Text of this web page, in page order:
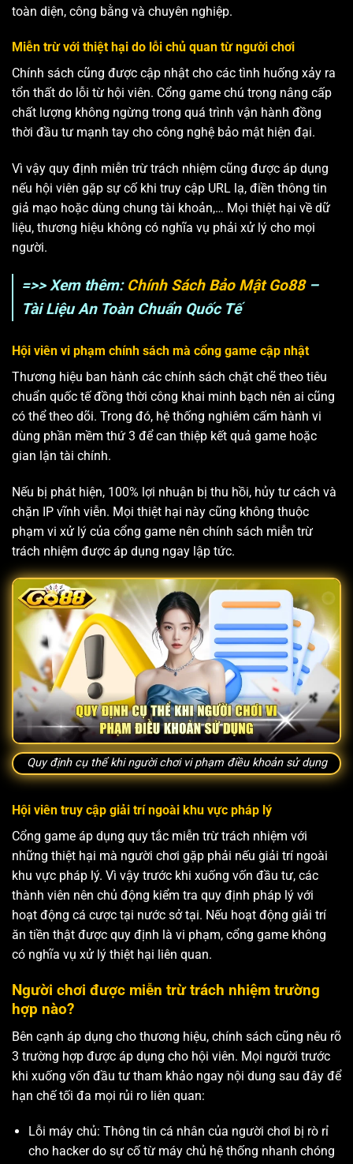
toàn diện, công bằng và chuyên nghiệp.
Miễn trừ với thiệt hại do lỗi chủ quan từ người chơi
Chính sách cũng được cập nhật cho các tình huống xảy ra
tổn thất do lỗi từ hội viên. Cổng game chú trọng nâng cấp
chất lượng không ngừng trong quá trình vận hành đồng
thời đầu tư mạnh tay cho công nghệ bảo mật hiện đại.
Vì vậy quy định miễn trừ trách nhiệm cũng được áp dụng
nếu hội viên gặp sự cố khi truy cập URL lạ, điền thông tin
giả mạo hoặc dùng chung tài khoản,… Mọi thiệt hại về dữ
liệu, thương hiệu không có nghĩa vụ phải xử lý cho mọi
người.
=>> Xem thêm: Chính Sách Bảo Mật Go88–
Tài Liệu An Toàn Chuẩn Quốc Tế
Hội viên vi phạm chính sách mà cổng game cập nhật
Thương hiệu ban hành các chính sách chặt chẽ theo tiêu
chuẩn quốc tế đồng thời công khai minh bạch nên ai cũng
có thể theo dõi. Trong đó, hệ thống nghiêm cấm hành vi
dùng phần mềm thứ 3 để can thiệp kết quả game hoặc
gian lận tài chính.
Nếu bị phát hiện, 100% lợi nhuận bị thu hồi, hủy tư cách và
chặn IP vĩnh viễn. Mọi thiệt hại này cũng không thuộc
phạm vi xử lý của cổng game nên chính sách miễn trừ
trách nhiệm được áp dụng ngay lập tức.
Quy định cụ thể khi người chơi vi phạm điều khoản sử dụng
Hội viên truy cập giải trí ngoài khu vực pháp lý
Cổng game áp dụng quy tắc miễn trừ trách nhiệm với
những thiệt hại mà người chơi gặp phải nếu giải trí ngoài
khu vực pháp lý. Vì vậy trước khi xuống vốn đầu tư, các
thành viên nên chủ động kiểm tra quy định pháp lý với
hoạt động cá cược tại nước sở tại. Nếu hoạt động giải trí
ăn tiền thật được quy định là vi phạm, cổng game không
có nghĩa vụ xử lý thiệt hại liên quan.
Người chơi được miễn trừ trách nhiệm trường
hợp nào?
Bên cạnh áp dụng cho thương hiệu, chính sách cũng nêu rõ
3 trường hợp được áp dụng cho hội viên. Mọi người trước
khi xuống vốn đầu tư tham khảo ngay nội dung sau đây để
hạn chế tối đa mọi rủi ro liên quan:
Lỗi máy chủ: Thông tin cá nhân của người chơi bị rò rỉ
cho hacker do sự cố từ máy chủ hệ thống nhanh chóng